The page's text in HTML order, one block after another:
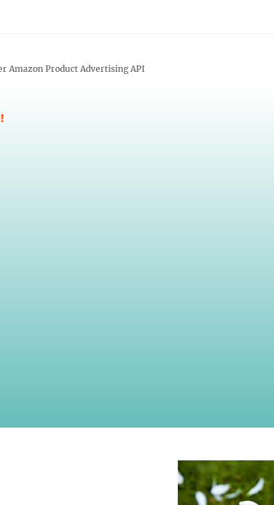
Amazon Product Advertising API